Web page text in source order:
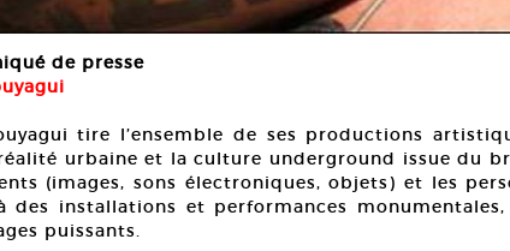
de presse
tire l’ensemble de ses productions
urbaine et la culture underground issue du
(images, sons électroniques, objets) et les
des installations et performances
puissants.